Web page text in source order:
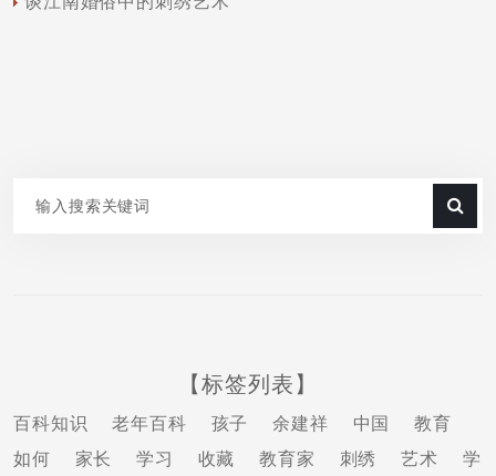
【标签列表】
百科知识 老年百科 孩子 余建祥 中国
教育
如何
家长 学习 收藏 教育家 刺绣 艺术
学